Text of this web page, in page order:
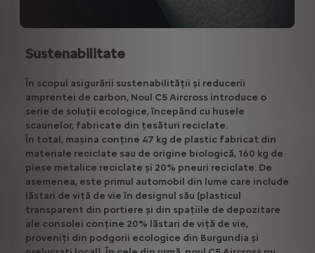
Sustenabilitate
În scopul asigurării sustenabilității și reducerii
amprentei de carbon, Noul C5 Aircross introduce o
serie de soluții ecologice, începând cu husele
scaunelor, fabricate din țesături reciclate.
În total, mașina conține 47 kg de plastic fabricat din
materiale reciclate sau de origine biologică, 160 kg de
piese metalice reciclate și 20% pneuri reciclate. De
asemenea, este primul automobil din lume care include
lăstari de viță de vie în designul său (plasticul
transparent din portiere și din spațiile de depozitare
ale consolei conține 20% lăstari de viță de vie,
proveniți din podgorii ecologice din Burgundia și